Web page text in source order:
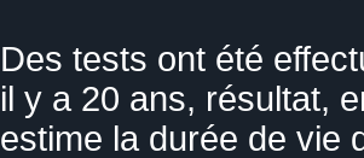
Des tests ont été
il y a 20 ans, résultat,
estime la durée de vie